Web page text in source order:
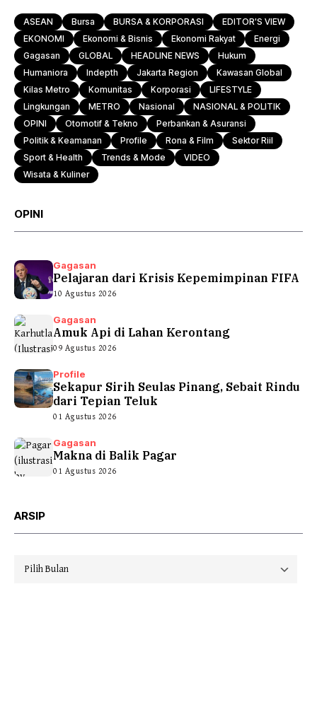
ASEAN Bursa BURSA & KORPORASI
EDITOR'S VIEW
EKONOMI
Ekonomi & Bisnis Ekonomi Rakyat
Energi
Gagasan
GLOBAL HEADLINE NEWS
Hukum
Humaniora
Indepth Jakarta Region
Kawasan Global
Kilas Metro
Komunitas Korporasi
LIFESTYLE
Lingkungan
METRO Nasional
NASIONAL & POLITIK
OPINI
Otomotif & Tekno
Perbankan & Asuransi
Politik & Keamanan
Profile Rona & Film
Sektor Riil
Sport & Health
Trends & Mode
VIDEO
Wisata & Kuliner
OPINI
Gagasan
Pelajaran dari Krisis Kepemimpinan FIFA
10 Agustus 2026
Gagasan
Amuk Api di Lahan Kerontang
09 Agustus 2026
Profile
Sekapur Sirih Seulas Pinang, Sebait Rindu
dari Tepian Teluk
01 Agustus 2026
Gagasan
Makna di Balik Pagar
01 Agustus 2026
ARSIP
Arsip